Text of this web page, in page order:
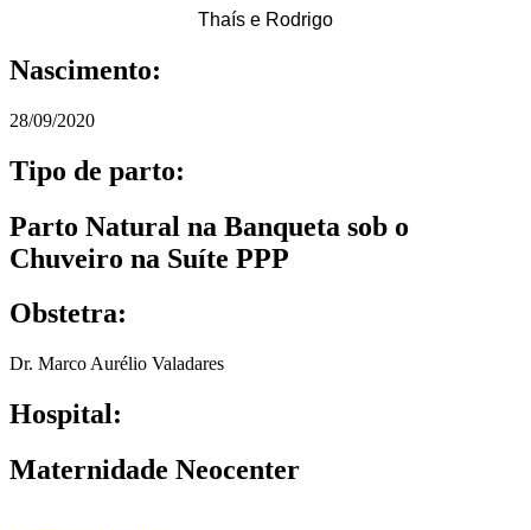
Thaís e Rodrigo
Nascimento:
28/09/2020
Tipo de parto:
Parto Natural na Banqueta sob o
Chuveiro na Suíte PPP
Obstetra:
Dr. Marco Aurélio Valadares
Hospital:
Maternidade Neocenter